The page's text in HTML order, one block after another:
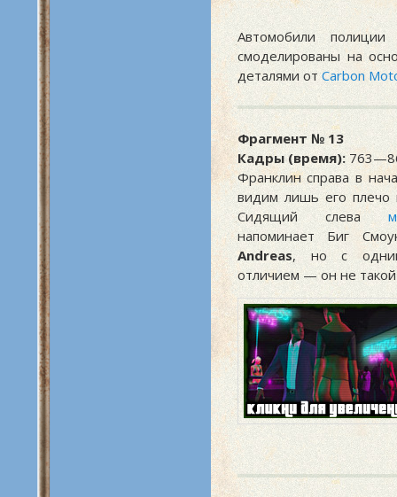
Автомобили
смоделированы на
деталями отCarbon
Фрагмент № 13
Кадры (время):
Франклин справа в
видим лишь его плечо
Сидящий слева
напоминает Биг
Andreas, но с
отличием — он не